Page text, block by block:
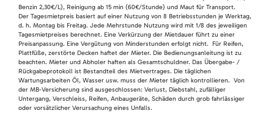
Benzin 2,30€/L), Reinigung ab 15 min (60€/Stunde) und Maut für Transport.
Der Tagesmietpreis basiert auf einer Nutzung von 8 Betriebsstunden je Werktag,
d. h. Montag bis Freitag. Jede Mehrstunde Nutzung wird mit 1/8 des jeweiligen
Tagesmietpreises berechnet. Eine Verkürzung der Mietdauer führt zu einer
Preisanpassung. Eine Vergütung von Minderstunden erfolgt nicht. Für Reifen,
Plattfüße, zerstörte Decken haftet der Mieter. Die Bedienungsanleitung ist zu
beachten. Mieter und Abholer haften als Gesamtschuldner. Das Übergabe- /
Rückgabeprotokoll ist Bestandteil des Mietvertrages. Die täglichen
Wartungsarbeiten Öl, Wasser usw. muss der Mieter täglich kontrollieren. Von
der MB-Versicherung sind ausgeschlossen: Verlust, Diebstahl, zufälliger
Untergang, Verschleiss, Reifen, Anbaugeräte, Schäden durch grob fahrlässiger
oder vorsätzlicher Verursachung eines Unfalls.